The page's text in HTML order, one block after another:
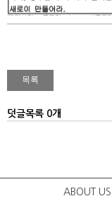
덧글목록 0개
ABOUT US